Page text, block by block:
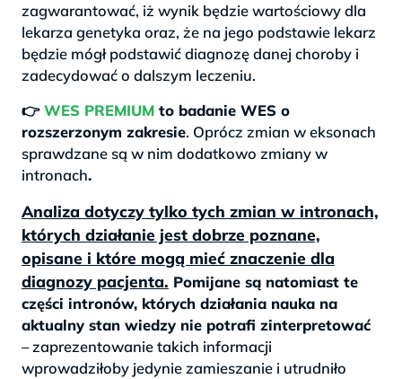
zagwarantować, iż wynik będzie wartościowy dla
lekarza genetyka oraz, że na jego podstawie lekarz
będzie mógł podstawić diagnozę danej choroby i
zadecydować o dalszym leczeniu.
👉WES PREMIUM to badanie WES o
rozszerzonym zakresie. Oprócz zmian w eksonach
sprawdzane są w nim dodatkowo zmiany w
intronach.
Analiza dotyczy tylko tych zmian w intronach,
których działanie jest dobrze poznane,
opisane i które mogą mieć znaczenie dla
diagnozy pacjenta. Pomijane są natomiast te
części intronów, których działania nauka na
aktualny stan wiedzy nie potrafi zinterpretować
– zaprezentowanie takich informacji
wprowadziłoby jedynie zamieszanie i utrudniło